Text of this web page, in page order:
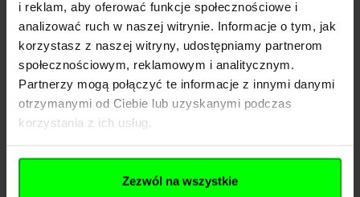
i reklam, aby oferować funkcje społecznościowe i
analizować ruch w naszej witrynie. Informacje o tym, jak
korzystasz z naszej witryny, udostępniamy partnerom
społecznościowym, reklamowym i analitycznym.
Partnerzy mogą połączyć te informacje z innymi danymi
otrzymanymi od Ciebie lub uzyskanymi podczas
korzystania z ich usług.
Zezwól na wszystkie
Producent
HATTORI HANZO
Producent
Nazwa
Dawidowska 10, 05-500
Zamienie